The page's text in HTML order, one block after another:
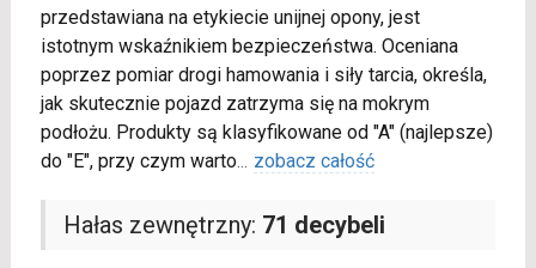
przedstawiana na etykiecie unijnej opony, jest
istotnym wskaźnikiem bezpieczeństwa. Oceniana
poprzez pomiar drogi hamowania i siły tarcia, określa,
jak skutecznie pojazd zatrzyma się na mokrym
podłożu. Produkty są klasyfikowane od "A" (najlepsze)
do "E", przy czym warto... zobacz całość
Hałas zewnętrzny: 71 decybeli